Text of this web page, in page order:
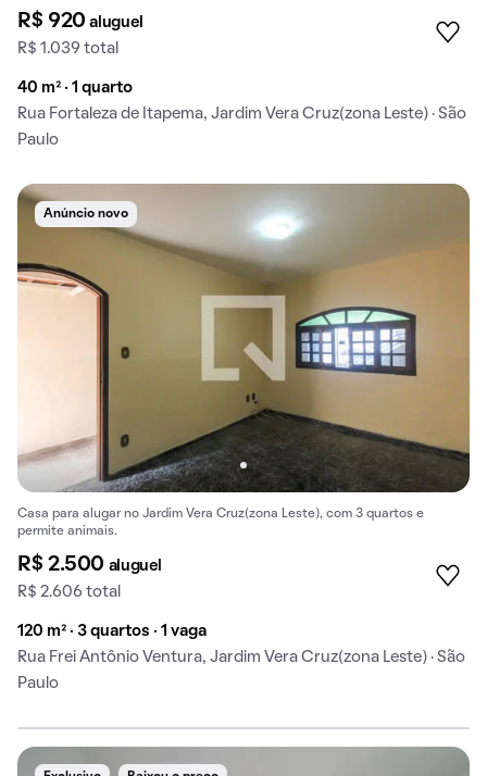
R$ 920aluguel
R$ 1.039 total
40 m² · 1 quarto
Rua Fortaleza de Itapema, Jardim Vera Cruz(zona Leste) · São
Paulo
Anúncio novo
Casa para alugar no Jardim Vera Cruz(zona Leste), com 3 quartos e
permite animais.
R$ 2.500 aluguel
R$ 2.606 total
120 m² · 3 quartos · 1 vaga
Rua Frei Antônio Ventura, Jardim Vera Cruz(zona Leste) · São
Paulo